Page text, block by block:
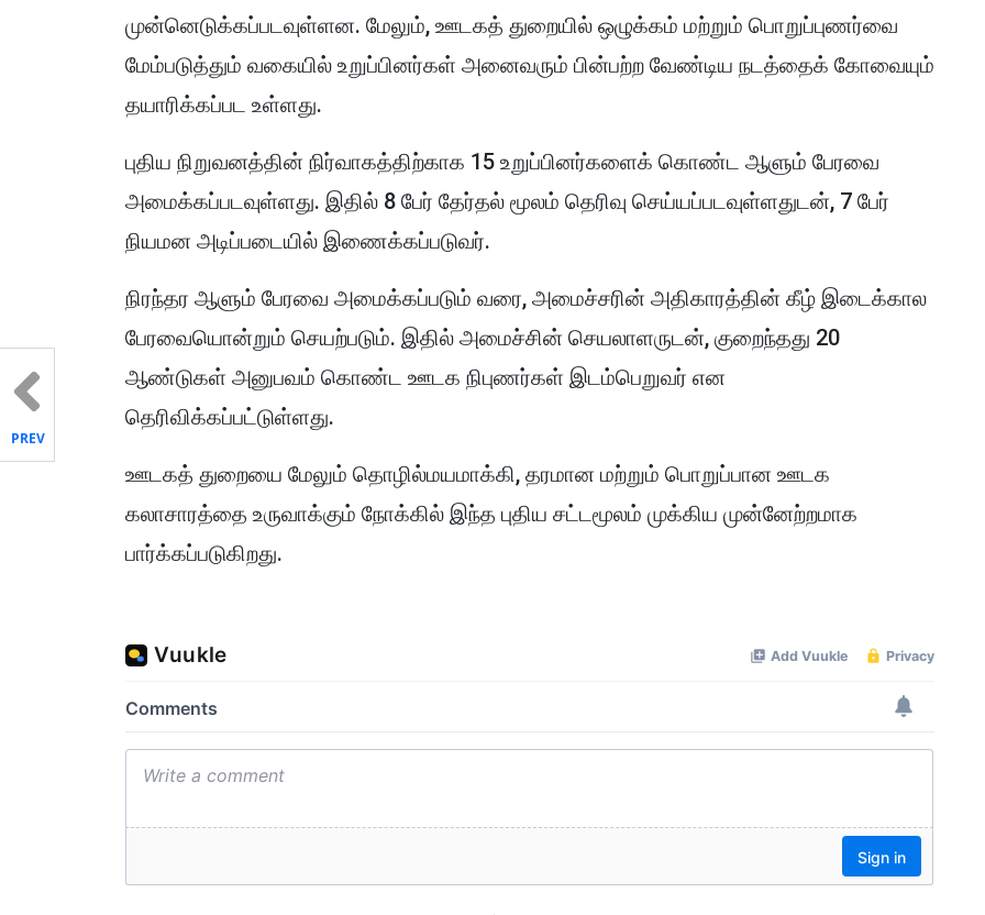
முன்னெடுக்கப்படவுள்ளன. மேலும், ஊடகத் துறையில் ஒழுக்கம் மற்றும் பொறுப்புணர்வை
மேம்படுத்தும் வகையில் உறுப்பினர்கள் அனைவரும் பின்பற்ற வேண்டிய நடத்தைக் கோவையும்
தயாரிக்கப்பட உள்ளது.
புதிய நிறுவனத்தின் நிர்வாகத்திற்காக 15 உறுப்பினர்களைக் கொண்ட ஆளும் பேரவை
அமைக்கப்படவுள்ளது. இதில் 8 பேர் தேர்தல் மூலம் தெரிவு செய்யப்படவுள்ளதுடன், 7 பேர்
நியமன அடிப்படையில் இணைக்கப்படுவர்.
நிரந்தர ஆளும் பேரவை அமைக்கப்படும் வரை, அமைச்சரின் அதிகாரத்தின் கீழ் இடைக்கால
பேரவையொன்றும் செயற்படும். இதில் அமைச்சின் செயலாளருடன், குறைந்தது 20
ஆண்டுகள் அனுபவம் கொண்ட ஊடக நிபுணர்கள் இடம்பெறுவர் என
தெரிவிக்கப்பட்டுள்ளது.
ஊடகத் துறையை மேலும் தொழில்மயமாக்கி, தரமான மற்றும் பொறுப்பான ஊடக
கலாசாரத்தை உருவாக்கும் நோக்கில் இந்த புதிய சட்டமூலம் முக்கிய முன்னேற்றமாக
பார்க்கப்படுகிறது.
PREV